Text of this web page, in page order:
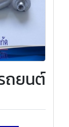
ถยนต์